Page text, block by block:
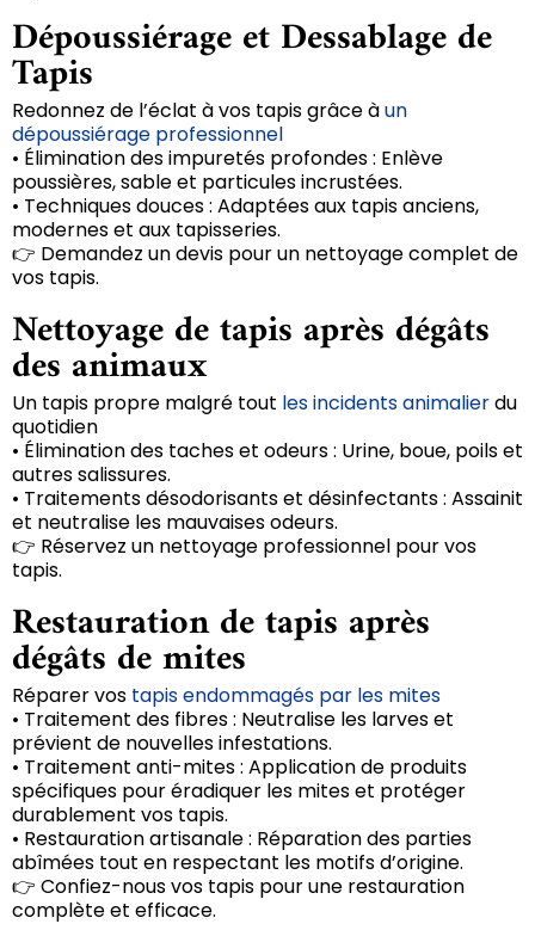
Dépoussiérage et Dessablage de
Tapis
Redonnez de l’éclat à vos tapis grâce àun
dépoussiérage professionnel
• Élimination des impuretés profondes : Enlève
poussières, sable et particules incrustées.
• Techniques douces : Adaptées aux tapis anciens,
modernes et aux tapisseries.
👉 Demandez un devis pour un nettoyage complet de
vos tapis.
Nettoyage de tapis après dégâts
des animaux
Un tapis propre malgré tout les incidents animalierdu
quotidien
• Élimination des taches et odeurs : Urine, boue, poils et
autres salissures.
• Traitements désodorisants et désinfectants : Assainit
et neutralise les mauvaises odeurs.
👉 Réservez un nettoyage professionnel pour vos
tapis.
Restauration de tapis après
dégâts de mites
Réparer vos tapis endommagés par les mites
• Traitement des fibres : Neutralise les larves et
prévient de nouvelles infestations.
• Traitement anti-mites : Application de produits
spécifiques pour éradiquer les mites et protéger
durablement vos tapis.
• Restauration artisanale : Réparation des parties
abîmées tout en respectant les motifs d’origine.
👉 Confiez-nous vos tapis pour une restauration
complète et efficace.